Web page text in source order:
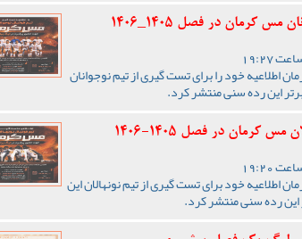
کرمان در فصل 1405_1406
اطلاعیه خود را برای تست گیری از تیم نوجوانان
این رده سنی منتشر کرد.
کرمان در فصل 1405-1406
اطلاعیه خود برای تست گیری از تیم نونهالان این
رده سنی منتشر کرد.